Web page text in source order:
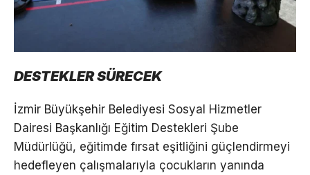
DESTEKLER SÜRECEK
İzmir Büyükşehir Belediyesi Sosyal Hizmetler
Dairesi Başkanlığı Eğitim Destekleri Şube
Müdürlüğü, eğitimde fırsat eşitliğini güçlendirmeyi
hedefleyen çalışmalarıyla çocukların yanında